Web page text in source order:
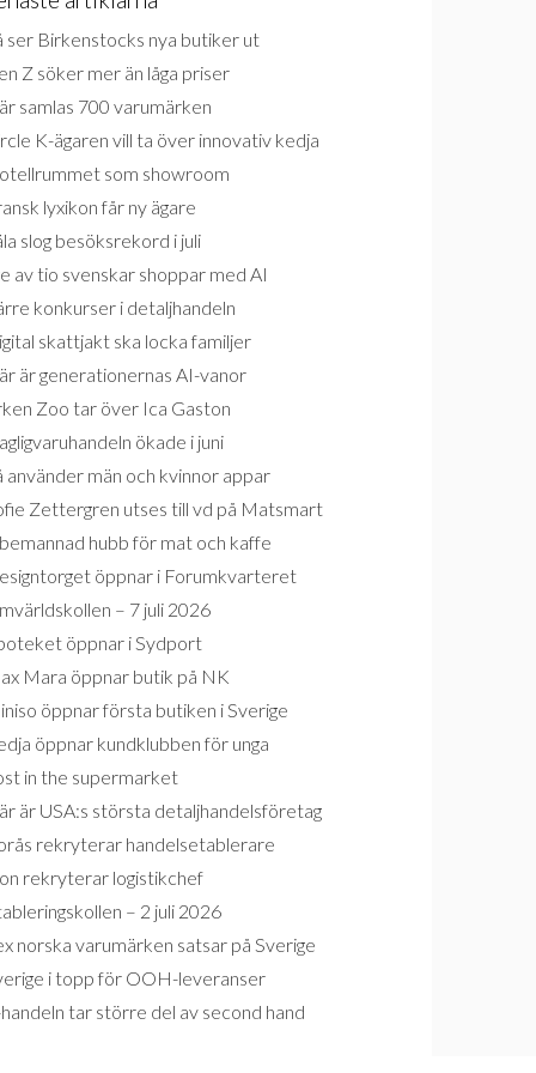
ser Birkenstocks nya butiker ut
Z söker mer än låga priser
samlas 700 varumärken
K-ägaren vill ta över innovativ kedja
som showroom
lyxikon får ny ägare
slog besöksrekord i juli
av tio svenskar shoppar med AI
konkurser i detaljhandeln
skattjakt ska locka familjer
är generationernas AI-vanor
Zoo tar över Ica Gaston
ökade i juni
använder män och kvinnor appar
Zettergren utses till vd på Matsmart
hubb för mat och kaffe
öppnar i Forumkvarteret
– 7 juli 2026
öppnar i Sydport
Mara öppnar butik på NK
öppnar första butiken i Sverige
öppnar kundklubben för unga
in the supermarket
är USA:s största detaljhandelsföretag
rekryterar handelsetablerare
rekryterar logistikchef
– 2 juli 2026
norska varumärken satsar på Sverige
i topp för OOH-leveranser
tar större del av second hand